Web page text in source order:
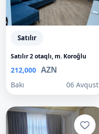
Satılır
Satılır 2 otaqlı, m. Koroğlu
212,000 AZN
Bakı 06 Avqust